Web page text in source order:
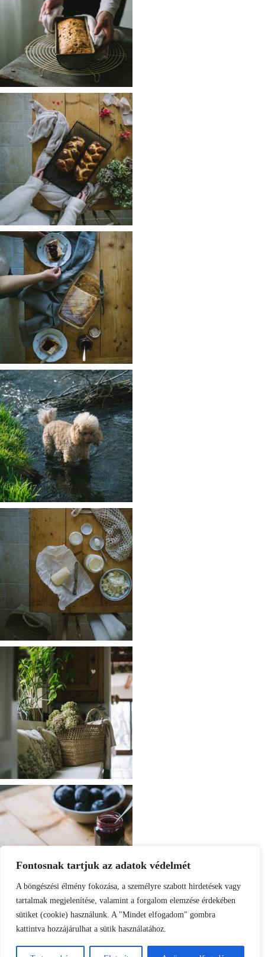
Fontosnak tartjuk az adatok védelmét
A böngészési élmény fokozása, a személyre szabott hirdetések vagy
tartalmak megjelenítése, valamint a forgalom elemzése érdekében
sütiket (cookie) használunk. A "Mindet elfogadom" gombra
kattintva hozzájárulhat a sütik használatához.